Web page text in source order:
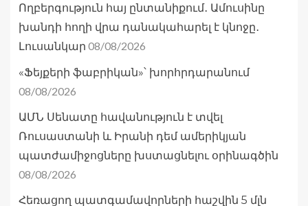
Ողբերգություն հայ ընտանիքում․ Ամուսինը
խանդի հողի վրա դանակահարել է կնոջը․
Լուսանկար 08/08/2026
«Ֆեյքերի ֆաբրիկան»՝ խորհրդարանում
08/08/2026
ԱՄՆ Սենատը հավանություն է տվել
Ռուսաստանի և Իրանի դեմ ամերիկյան
պատժամիջոցները խստացնելու օրինագծին
08/08/2026
Հեռացող պատգամավորների հաշվին 5 մլն